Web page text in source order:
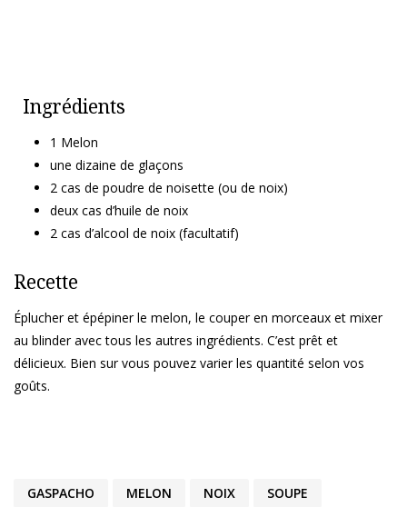
Ingrédients
1 Melon
une dizaine de glaçons
2 cas de poudre de noisette (ou de noix)
deux cas d’huile de noix
2 cas d’alcool de noix (facultatif)
Recette
Éplucher et épépiner le melon, le couper en morceaux et mixer
au blinder avec tous les autres ingrédients. C’est prêt et
délicieux. Bien sur vous pouvez varier les quantité selon vos
goûts.
GASPACHO MELON NOIX SOUPE